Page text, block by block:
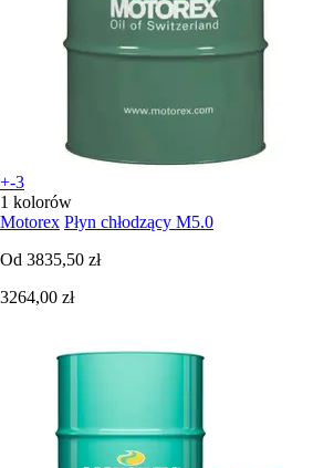
+-3
1 kolorów
Motorex Płyn chłodzący M5.0
Od 3835,50 zł
3264,00 zł